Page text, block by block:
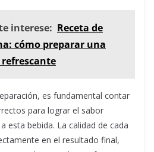
interese: Receta de
cómo preparar una
es fundamental contar
para lograr el sabor
esta bebida. La calidad de cada
en el resultado final,